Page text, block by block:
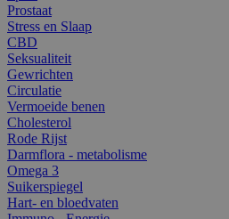
Prostaat
Stress en Slaap
CBD
Seksualiteit
Gewrichten
Circulatie
Vermoeide benen
Cholesterol
Rode Rijst
Darmflora - metabolisme
Omega 3
Suikerspiegel
Hart- en bloedvaten